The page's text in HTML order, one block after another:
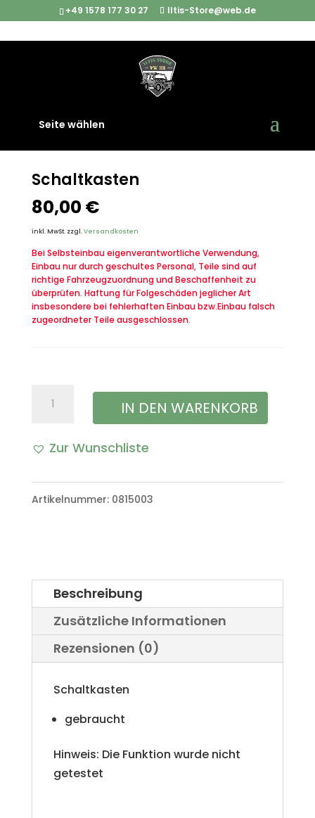
+49 1578 177 30 27 Iltis-Store@web.de
Seite wählen
/ Schaltkasten
Schaltkasten
80,00 €
inkl. MwSt. zzgl.Versandkosten
Bei Selbsteinbau eigenverantwortliche Verwendung,
Einbau nur durch geschultes Personal, Teile sind auf
richtige Fahrzeugzuordnung und Beschaffenheit zu
überprüfen. Haftung für Folgeschäden jeglicher Art
insbesondere bei fehlerhaften Einbau bzw.Einbau falsch
zugeordneter Teile ausgeschlossen.
Schaltkasten
IN DEN WARENKORB
Zur Wunschliste
l
r
n
Artikelnummer: 0815003
Beschreibung
Zusätzliche Informationen
Rezensionen (0)
Schaltkasten
gebraucht
Hinweis: Die Funktion wurde nicht
getestet